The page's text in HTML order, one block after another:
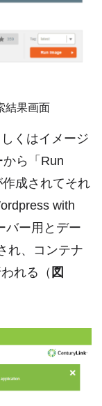
結果画面
くはイメージ
ら「Run
成されてそれ
with
バー用とデー
れ、コンテナ
れる（ 図